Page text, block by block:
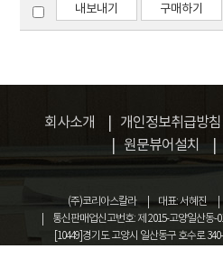
내보내기 구매하기
회사소개 개인정보취급방침
원문뷰어설치
(주)코리아스칼라 대표: 서혜진
통신판매업신고번호: 제 2015-고양일산동-
[10449]경기도 고양시 일산동구 호수로